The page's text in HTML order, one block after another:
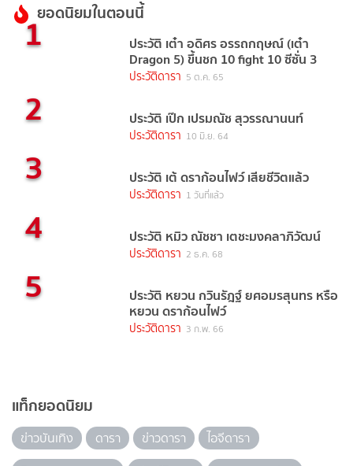
ยอดนิยมในตอนนี้
1 ประวัติ เต๋า อดิศร อรรถกฤษณ์ (เต๋า
Dragon 5) ขึ้นชก 10 fight 10 ซีซั่น 3
ประวัติดารา 5 ต.ค. 65
2 ประวัติ เป๊ก เปรมณัช สุวรรณานนท์
ประวัติดารา 10 มิ.ย. 64
3 ประวัติ เต้ ดราก้อนไฟว์ เสียชีวิตแล้ว
ประวัติดารา 1 วันที่แล้ว
4 ประวัติ หมิว ณัชชา เตชะมงคลาภิวัฒน์
ประวัติดารา 2 ธ.ค. 68
5 ประวัติ หยวน กวินรัฎฐ์ ยศอมรสุนทร หรือ
หยวน ดราก้อนไฟว์
ประวัติดารา 3 ก.พ. 66
แท็กยอดนิยม
ข่าวบันเทิง ดารา ข่าวดารา
ไอจีดารา